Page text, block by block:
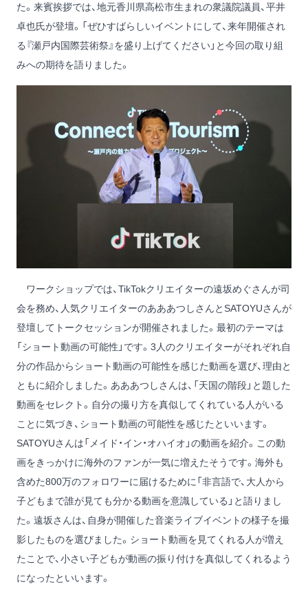
た。来賓挨拶では、地元香川県高松市生まれの衆議院議員、平井
卓也氏が登壇。「ぜひすばらしいイベントにして、来年開催され
る『瀬戸内国際芸術祭』を盛り上げてください」と今回の取り組
みへの期待を語りました。
ワークショップでは、TikTokクリエイターの遠坂めぐさんが司
会を務め、人気クリエイターのあああつし さんとSATOYUさんが
登壇してトークセッションが開催されました。最初のテーマは
「ショート動画の可能性」です。3人のクリエイターがそれぞれ自
分の作品からショート動画の可能性を感じた動画を選び、理由と
ともに紹介しました。 あああつし さんは、 「天国の階段」と題した
動画をセレクト。自分の撮り方を真似してくれている人がいる
ことに気づき、ショート動画の可能性を感じたといいます。
SATOYUさんは「 メイド・イン・オハイオ 」の動画を紹介。この動
画をきっかけに海外のファンが一気に増えたそうです。海外も
含めた800万のフォロワーに届けるために「非言語で、大人から
子どもまで誰が見ても分かる動画を意識している」と語りまし
た。 遠坂さんは、 自身が開催した音楽ライブイベントの様子を撮
影したものを選びました。ショート動画を見てくれる人が増え
たことで、小さい子どもが動画の振り付けを真似してくれるよう
になったといいます。